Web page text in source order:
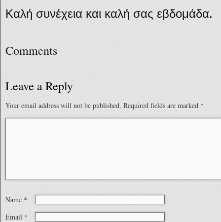
Καλή συνέχεια και καλή σας εβδομάδα.
Comments
Leave a Reply
Your email address will not be published. Required fields are marked *
Name *
Email *